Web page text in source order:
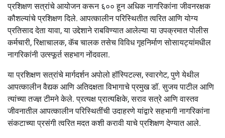
प्रशिक्षण सत्रांचे आयोजन करून ६०० हून अधिक नागरिकांना जीवनरक्षक
कौशल्यांचे प्रशिक्षण दिले. आपत्कालीन परिस्थितीत त्वरित आणि योग्य
प्रतिसाद देता यावा, या उद्देशाने राबविण्यात आलेल्या या उपक्रमात पोलीस
कर्मचारी, रिक्षाचालक, कॅब चालक तसेच विविध गृहनिर्माण सोसायट्यांमधील
नागरिकांनी उत्स्फूर्त सहभाग नोंदवला.
या प्रशिक्षण सत्रांचे मार्गदर्शन अपोलो हॉस्पिटल्स, स्वारगेट, पुणे येथील
आपत्कालीन वैद्यक आणि अतिदक्षता विभागाचे प्रमुख डॉ. सुजय पाटील आणि
त्यांच्या तज्ज्ञ टीमने केले. प्रत्यक्ष प्रात्यक्षिके, सराव सत्रे आणि वास्तव
जीवनातील आपत्कालीन परिस्थितींची उदाहरणे यांद्वारे सहभागी नागरिकांना
संकटाच्या प्रसंगी त्वरित मदत कशी करावी याचे प्रशिक्षण देण्यात आले.